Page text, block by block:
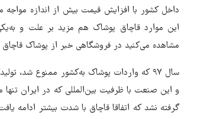
داخل کشور با افزایش قیمت بیش از اندازه مواجه
این موارد قاچاق پوشاک هم مزید بر علت و
مشاهده می‌کنید در فروشگاهی خبر از پوشاک قاچاق
سال ۹۷ که واردات پوشاک به‌کشور ممنوع شد،
و این صنعت با ظرفیت بین‌المللی که در ایران
گرفته نشد که اتفاقا قاچاق با شدت بیشتر ادامه